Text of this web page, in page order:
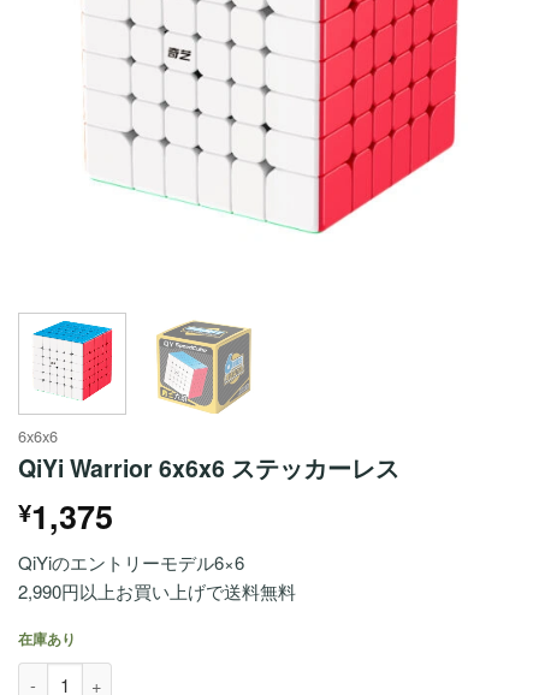
6x6x6
QiYi Warrior 6x6x6 ステッカーレス
¥1,375
QiYiのエントリーモデル6×6
2,990円以上お買い上げで送料無料
在庫あり